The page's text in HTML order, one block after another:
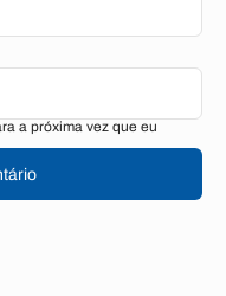
a próxima vez que eu